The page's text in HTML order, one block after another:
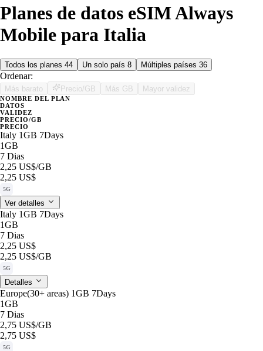
Planes de datos eSIM Always
Mobile para Italia
Todos los planes 44 Un solo país 8 Múltiples países 36
Ordenar:
Más barato Precio/GB Más GB Mayor validez
NOMBRE DEL PLAN
DATOS
VALIDEZ
PRECIO/GB
PRECIO
Italy 1GB 7Days
1GB
7 Dias
2,25 US$/GB
2,25 US$
5G
Ver detalles
Italy 1GB 7Days
1GB
7 Dias
2,25 US$
2,25 US$/GB
5G
Detalles
Europe(30+ areas) 1GB 7Days
1GB
7 Dias
2,75 US$/GB
2,75 US$
5G